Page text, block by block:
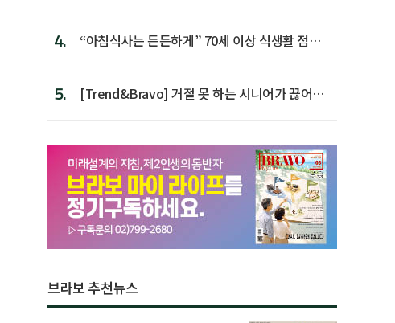
4.
“아침식사는 든든하게” 70세 이상 식생활 점수
5.
[Trend&Bravo] 거절 못 하는 시니어가 끊어야
브라보 추천뉴스